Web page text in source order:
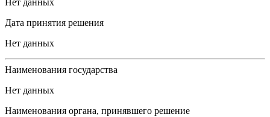
Нет данных
Дата принятия решения
Нет данных
Наименования государства
Нет данных
Наименования органа, принявшего решение